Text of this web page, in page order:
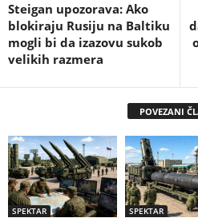
Steigan upozorava: Ako
blokiraju Rusiju na Baltiku
mogli bi da izazovu sukob
velikih razmera
POVEZANI
SPEKTAR SPEKTAR